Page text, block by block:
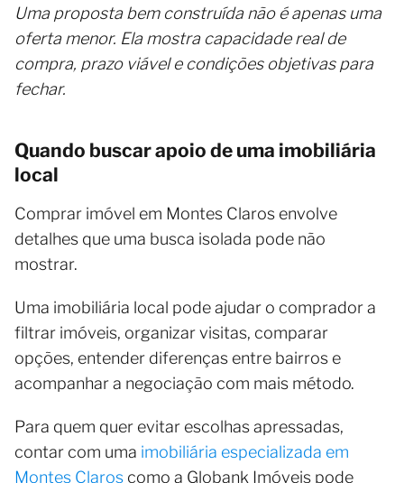
Uma proposta bem construída não é apenas uma
oferta menor. Ela mostra capacidade real de
compra, prazo viável e condições objetivas para
fechar.
Quando buscar apoio de uma imobiliária
local
Comprar imóvel em Montes Claros envolve
detalhes que uma busca isolada pode não
mostrar.
Uma imobiliária local pode ajudar o comprador a
filtrar imóveis, organizar visitas, comparar
opções, entender diferenças entre bairros e
acompanhar a negociação com mais método.
Para quem quer evitar escolhas apressadas,
contar com uma imobiliária especializada em
Montes Claros como a Globank Imóveis pode